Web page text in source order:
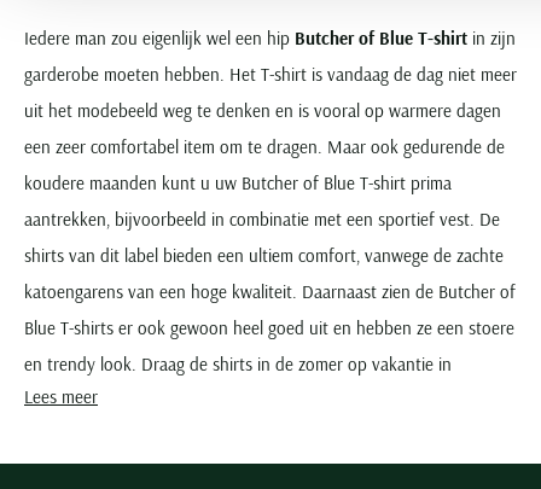
Iedere man zou eigenlijk wel een hip Butcher of Blue T-shirt in zijn
garderobe moeten hebben. Het T-shirt is vandaag de dag niet meer
uit het modebeeld weg te denken en is vooral op warmere dagen
een zeer comfortabel item om te dragen. Maar ook gedurende de
koudere maanden kunt u uw Butcher of Blue T-shirt prima
aantrekken, bijvoorbeeld in combinatie met een sportief vest. De
shirts van dit label bieden een ultiem comfort, vanwege de zachte
katoengarens van een hoge kwaliteit. Daarnaast zien de Butcher of
Blue T-shirts er ook gewoon heel goed uit en hebben ze een stoere
en trendy look. Draag de shirts in de zomer op vakantie in
combinatie met een leuke bermuda, of draag ze boven een jeans
Lees meer